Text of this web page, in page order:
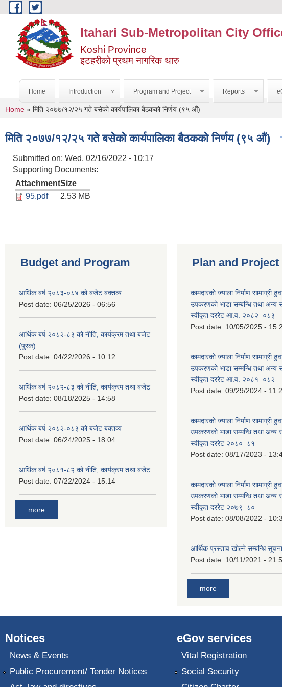
Skip to main content
Itahari Sub-Metropolitan City
Koshi Province
इटहरीको प्रथम नागरिक थारु
Home Introduction Program and Project Reports
You are here
Home » मिति २०७७/१२/२५ गते बसेको कार्यपालिका बैठकको निर्णय (९५ औं)
मिति २०७७/१२/२५ गते बसेको कार्यपालिका बैठकको निर्णय (९५ औं)
Submitted on: Wed, 02/16/2022 - 10:17
Supporting Documents:
AttachmentSize
95.pdf
2.53 MB
Budget and Program
आर्थिक बर्ष २०८३-०८४ को बजेट बक्तव्य
Post date: 06/25/2026 - 06:56
आर्थिक बर्ष २०८२-८३ को नीति, कार्यक्रम तथा बजेट
(पुरक)
Post date: 04/22/2026 - 10:12
आर्थिक बर्ष २०८२-८३ को नीति, कार्यक्रम तथा बजेट
Post date: 08/18/2025 - 14:58
आर्थिक बर्ष २०८२-०८३ को बजेट बक्तव्य
Post date: 06/24/2025 - 18:04
आर्थिक बर्ष २०८१-८२ को नीति, कार्यक्रम तथा बजेट
Post date: 07/22/2024 - 15:14
more
Plan and Project
कामदारको ज्याला निर्माण सामाग्री
उपकरणको भाडा सम्बन्धि तथा अन्य
स्वीकृत दररेट आ.व. २०८२–०८३
Post date: 10/05/2025 -
कामदारको ज्याला निर्माण सामाग्री
उपकरणको भाडा सम्मन्धि तथा अन्य
स्वीकृत दररेट आ.व. २०८१–०८२
Post date: 09/29/2024 -
कामदारको ज्याला निर्माण सामाग्री
उपकरणको भाडा सम्मन्धि तथा अन्य
स्वीकृत दररेट २०८०–८१
Post date: 08/17/2023 -
कामदारको ज्याला निर्माण सामाग्री
उपकरणको भाडा सम्मन्धि तथा अन्य
स्वीकृत दररेट २०७९–८०
Post date: 08/08/2022 -
आर्थिक प्रस्ताव खोल्ने सम्बन्धि सूचना
Post date: 10/11/2021 -
more
Notices
News & Events
Public Procurement/ Tender Notices
eGov services
Vital Registration
Social Security